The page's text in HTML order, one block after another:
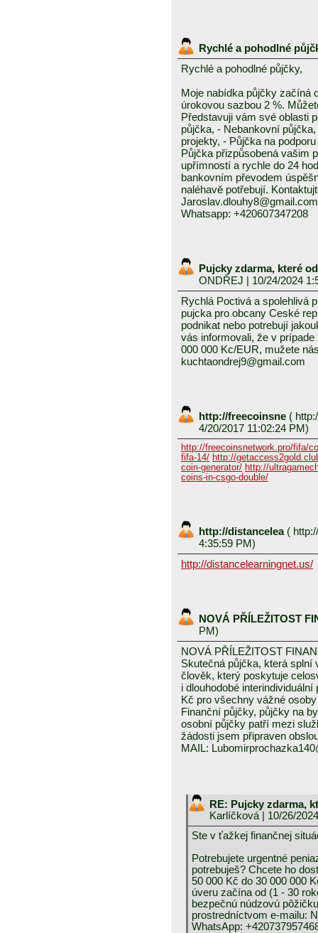
Rychlé a pohodlné
Rychlé a pohodlné půjčky,
Moje nabídka půjčky začíná
úrokovou sazbou 2 %.
Představuji vám své oblasti
půjčka, - Nebankovní
projekty, - Půjčka na
Půjčka přizpůsobená vašim
upřímností a rychle do 24
bankovním převodem
naléhavě potřebují.
Jaroslav.dlouhy8@gmail.com
Whatsapp: +420607347208
Pujcky zdarma, které
ONDŘEJ | 10/24/2024
Rychlá Poctivá a spolehlivá
pujcka pro obcany Ceské
podnikat nebo potrebují
vás informovali, že v
000 000 Kc/EUR, mužete
kuchtaondrej9@gmail.com
http://freecoinsne (
4/20/2017 11:02:24 PM)
http://freecoinsnetwork.pro/fifa/
fifa-14/ http://
coin-generator/ http://
coins-in-csgo-double/
http://distancelea (
4:35:59 PM)
http://distancelearningnet.us/
NOVÁ PŘÍLEŽITOST
PM)
NOVÁ PŘÍLEŽITOST
Skutečná půjčka, která
člověk, který poskytuje
i dlouhodobé
Kč pro všechny vážné
Finanční půjčky, půjčky na
osobní půjčky patří mezi
žádosti jsem připraven
MAIL:
RE: Pujcky zdarma,
Karlíčková | 10/26/
Ste v ťažkej finančnej
Potrebujete urgentné
potrebuješ? Chcete ho
50 000 Kč do 30 000 000
úveru začína od (1 - 30
bezpečnú núdzovú
prostredníctvom e-mailu:
WhatsApp: